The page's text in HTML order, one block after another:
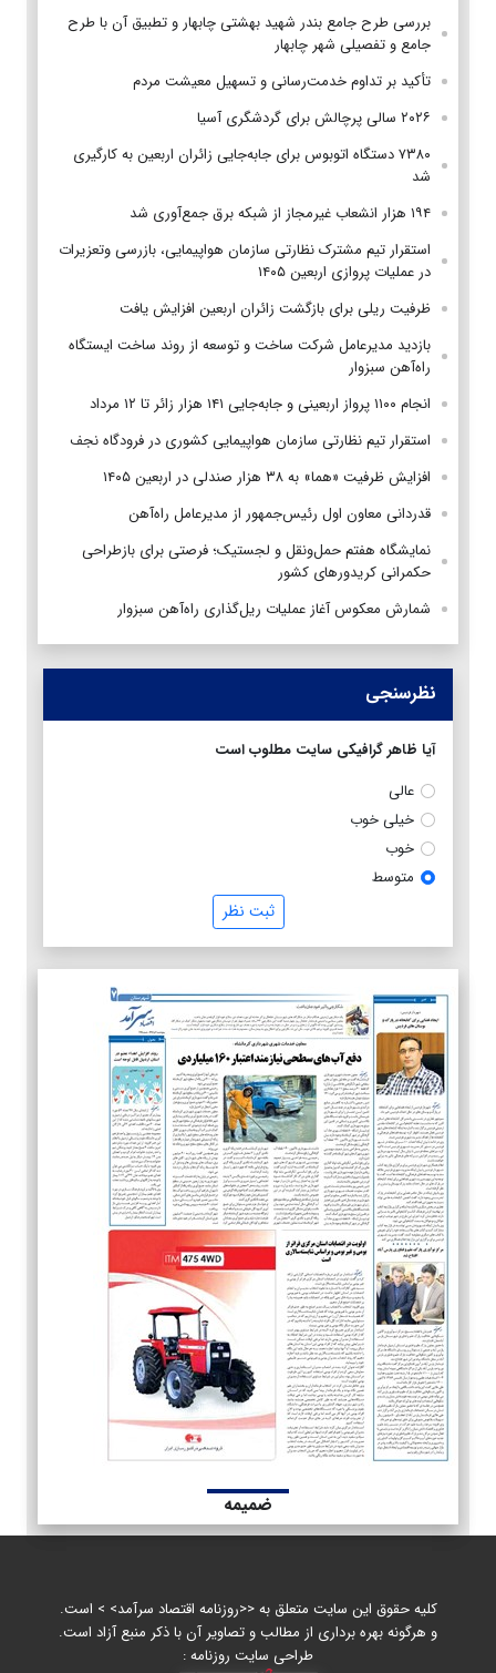
بررسی طرح جامع بندر شهید بهشتی چابهار و تطبیق آن با طرح
جامع و تفصیلی شهر چابهار
تأکید بر تداوم خدمت‌رسانی و تسهیل معیشت مردم
۲۰۲۶ سالی پرچالش برای گردشگری آسیا
۷۳۸۰ دستگاه اتوبوس برای جابه‌جایی زائران اربعین به‌ کارگیری
شد
۱۹۴ هزار انشعاب غیرمجاز از شبکه برق جمع‌آوری شد
استقرار تیم مشترک نظارتی سازمان هواپیمایی، بازرسی وتعزیرات
در عملیات پروازی اربعین ۱۴۰۵
ظرفیت ریلی برای بازگشت زائران اربعین افزایش یافت
بازدید مدیرعامل شرکت ساخت و توسعه از روند ساخت ایستگاه
راه‌آهن سبزوار
انجام ۱۱۰۰ پرواز اربعینی و جابه‌جایی ۱۴۱ هزار زائر تا ۱۲ مرداد
استقرار تیم‌ نظارتی سازمان هواپیمایی کشوری در فرودگاه نجف
افزایش ظرفیت «هما» به ۳۸ هزار صندلی در اربعین ۱۴۰۵
قدردانی معاون اول رئیس‌جمهور از مدیرعامل راه‌آهن
نمایشگاه هفتم حمل‌ونقل و لجستیک؛ فرصتی برای بازطراحی
حکمرانی کریدورهای کشور
شمارش معکوس آغاز عملیات ریل‌گذاری راه‌آهن سبزوار
نظرسنجی
آیا ظاهر گرافیکی سایت مطلوب است
عالی
خیلی خوب
خوب
متوسط
ثبت نظر
ضمیمه
کلیه حقوق این سایت متعلق به <<روزنامه اقتصاد سرآمد> > است.
و هرگونه بهره برداری از مطالب و تصاویر آن با ذکر منبع آزاد است.
طراحی سایت روزنامه :